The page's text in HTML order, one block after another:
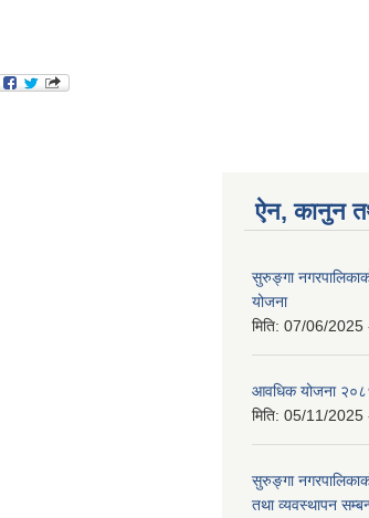
ऐन, कानुन
सुरुङ्गा
योजना
मिति: 07/06/2025
आवधिक योजना
मिति: 05/11/2025
सुरुङ्गा
तथा व्यवस्थापन